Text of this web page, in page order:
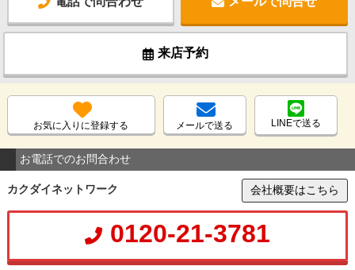
来店予約
お気に入りに登録する メールで送る LINEで送る
お電話でのお問合わせ
カクダイネットワーク 会社概要はこちら
0120-21-3781